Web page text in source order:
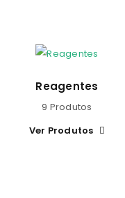
Reagentes
9 Produtos
Ver Produtos